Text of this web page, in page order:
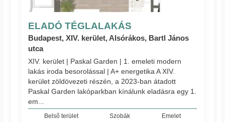
ELADÓ TÉGLALAKÁS
Budapest, XIV. kerület, Alsórákos, Bartl János
utca
XIV. kerület | Paskal Garden | 1. emeleti modern
lakás iroda besorolással | A+ energetika A XIV.
kerület zöldövezeti részén, a 2023-ban átadott
Paskal Garden lakóparkban kínálunk eladásra egy 1.
em...
Belső terület Szobák Emelet